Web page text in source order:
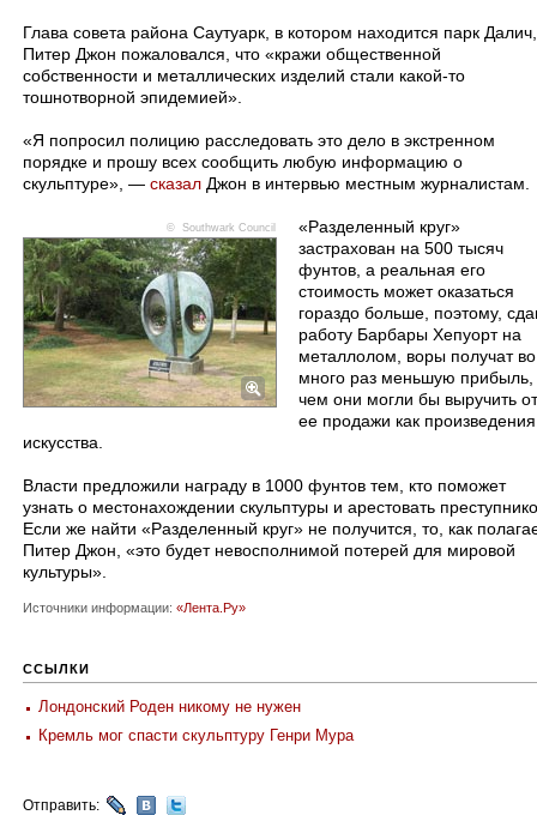
Глава совета района Саутуарк, в котором находится парк Далич,
Питер Джон пожаловался, что «кражи общественной
собственности и металлических изделий стали какой-то
тошнотворной эпидемией».
«Я попросил полицию расследовать это дело в экстренном
порядке и прошу всех сообщить любую информацию о
скульптуре», — сказал Джон в интервью местным журналистам.
© Southwark Council
«Разделенный круг»
застрахован на 500 тысяч
фунтов, а реальная его
стоимость может оказаться
гораздо больше, поэтому,
работу Барбары Хепуорт на
металлолом, воры получат во
много раз меньшую прибыль,
чем они могли бы выручить от
ее продажи как произведения
искусства.
Власти предложили награду в 1000 фунтов тем, кто поможет
узнать о местонахождении скульптуры и арестовать
Если же найти «Разделенный круг» не получится, то, как
Питер Джон, «это будет невосполнимой потерей для мировой
культуры».​
Источники информации: «Лента.Ру»
ССЫЛКИ
Лондонский Роден никому не нужен
Кремль мог спасти скульптуру Генри Мура
Отправить: